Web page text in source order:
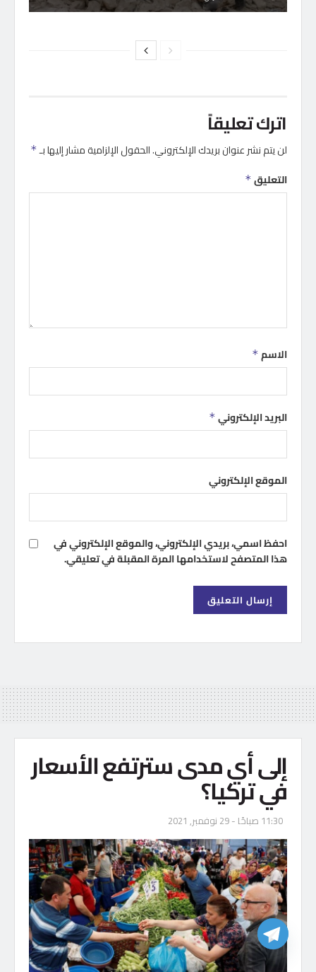
اترك تعليقاً
لن يتم نشر عنوان بريدك الإلكتروني.الحقول الإلزامية مشار إليها بـ *
التعليق *
الاسم *
البريد الإلكتروني *
الموقع الإلكتروني
احفظ اسمي، بريدي الإلكتروني، والموقع الإلكتروني في
هذا المتصفح لاستخدامها المرة المقبلة في تعليقي.
إلى أي مدى سترتفع الأسعار
في تركيا؟
11:30 صباحًا - 29 نوفمبر, 2021